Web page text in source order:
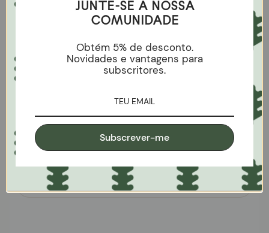
Envelhecimento em carvalho para garantir a
durabilidade.
JUNTE-SE À NOSSA
COMUNIDADE
Obtém 5% de desconto.
Novidades e vantagens para
subscritores.
Subscrever-me